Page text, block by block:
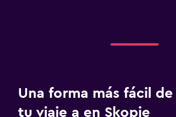
Una forma más fácil
tu viaje a en Skopje